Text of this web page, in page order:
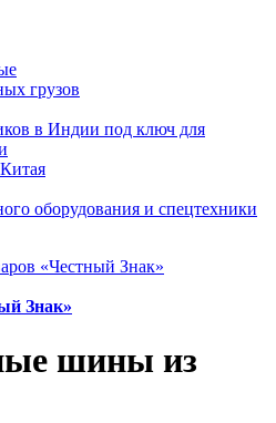
грузов
в Индии под ключ для
оборудования и спецтехники
«Честный Знак»
Знак»
шины из